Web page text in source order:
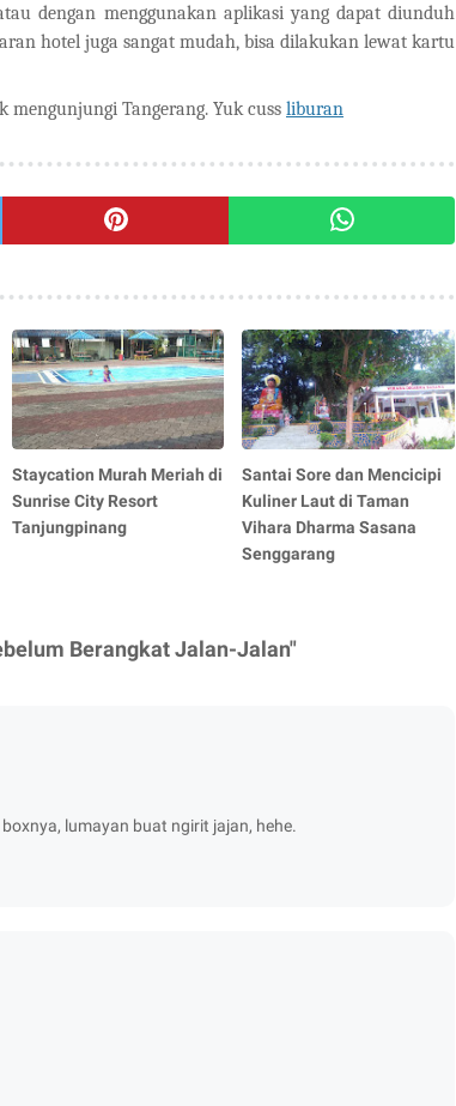
dengan menggunakan aplikasi yang dapat diunduh
hotel juga sangat mudah, bisa dilakukan lewat kartu
Tangerang. Yuk cuss liburan
Staycation Murah Meriah di
Sunrise City Resort
Tanjungpinang
Santai Sore dan Mencicipi
Kuliner Laut di Taman
Vihara Dharma Sasana
Senggarang
Berangkat Jalan-Jalan"
lumayan buat ngirit jajan, hehe.